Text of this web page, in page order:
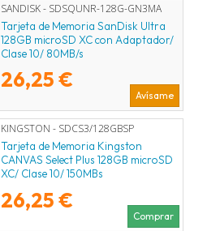
SANDISK - SDSQUNR-128G-GN3MA
Tarjeta de Memoria SanDisk Ultra
128GB microSD XC con Adaptador/
Clase 10/ 80MB/s
26,25 €
Avísame
KINGSTON - SDCS3/128GBSP
Tarjeta de Memoria Kingston
CANVAS Select Plus 128GB microSD
XC/ Clase 10/ 150MBs
26,25 €
Comprar